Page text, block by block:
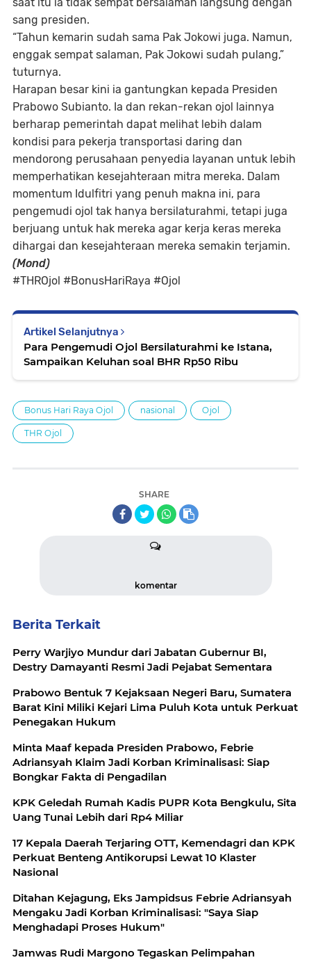
sang presiden.
“Tahun kemarin sudah sama Pak Jokowi juga. Namun,
enggak sempat salaman, Pak Jokowi sudah pulang,”
tuturnya.
Harapan besar kini ia gantungkan kepada Presiden
Prabowo Subianto. Ia dan rekan-rekan ojol lainnya
berharap pemerintah dapat melihat lebih dalam
kondisi para pekerja transportasi daring dan
mendorong perusahaan penyedia layanan untuk lebih
memperhatikan kesejahteraan mitra mereka. Dalam
momentum Idulfitri yang penuh makna ini, para
pengemudi ojol tak hanya bersilaturahmi, tetapi juga
berjuang untuk hak mereka agar kerja keras mereka
dihargai dan kesejahteraan mereka semakin terjamin.
(Mond)
#THROjol #BonusHariRaya #Ojol
Artikel Selanjutnya
Para Pengemudi Ojol Bersilaturahmi ke Istana,
Sampaikan Keluhan soal BHR Rp50 Ribu
Bonus Hari Raya Ojol nasional Ojol
THR Ojol
SHARE
komentar
Berita Terkait
Perry Warjiyo Mundur dari Jabatan Gubernur BI,
Destry Damayanti Resmi Jadi Pejabat Sementara
Prabowo Bentuk 7 Kejaksaan Negeri Baru, Sumatera
Barat Kini Miliki Kejari Lima Puluh Kota untuk Perkuat
Penegakan Hukum
Minta Maaf kepada Presiden Prabowo, Febrie
Adriansyah Klaim Jadi Korban Kriminalisasi: Siap
Bongkar Fakta di Pengadilan
KPK Geledah Rumah Kadis PUPR Kota Bengkulu, Sita
Uang Tunai Lebih dari Rp4 Miliar
17 Kepala Daerah Terjaring OTT, Kemendagri dan KPK
Perkuat Benteng Antikorupsi Lewat 10 Klaster
Nasional
Ditahan Kejagung, Eks Jampidsus Febrie Adriansyah
Mengaku Jadi Korban Kriminalisasi: "Saya Siap
Menghadapi Proses Hukum"
Jamwas Rudi Margono Tegaskan Pelimpahan